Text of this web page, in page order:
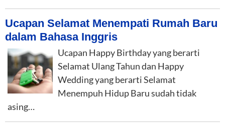
Ucapan Selamat Menempati Rumah Baru
dalam Bahasa Inggris
Ucapan Happy Birthday yang berarti
Selamat Ulang Tahun dan Happy
Wedding yang berarti Selamat
Menempuh Hidup Baru sudah tidak
asing…